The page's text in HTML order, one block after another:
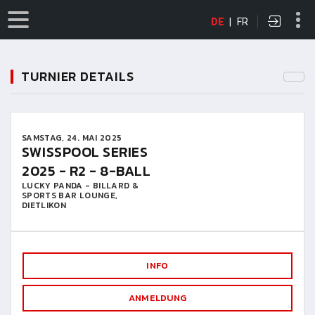
DE | FR
TURNIER DETAILS
SAMSTAG, 24. MAI 2025
SWISSPOOL SERIES
2025 - R2 - 8-BALL
LUCKY PANDA - BILLARD &
SPORTS BAR LOUNGE,
DIETLIKON
INFO
ANMELDUNG